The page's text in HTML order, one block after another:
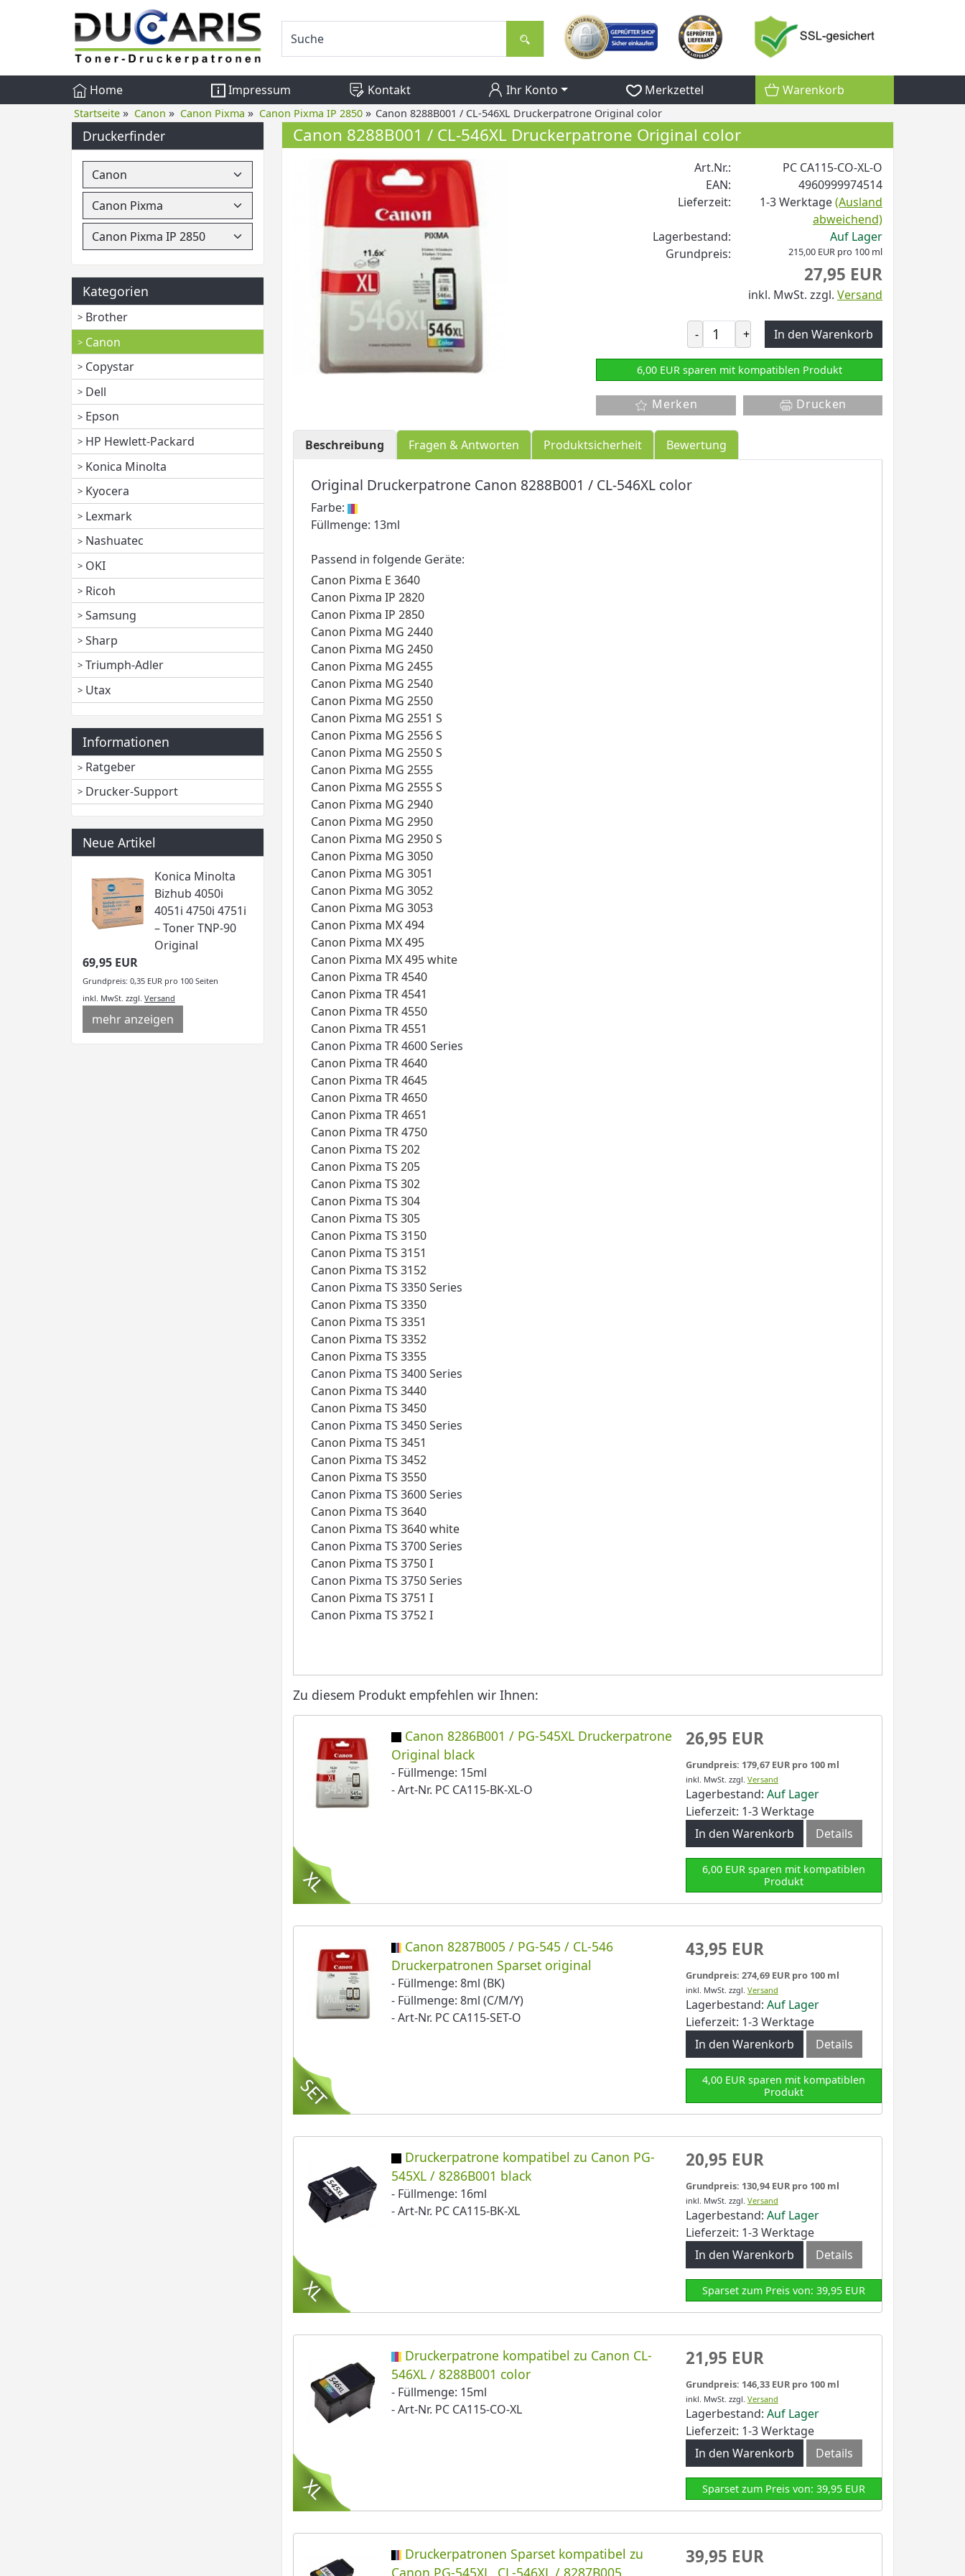
Home Impressum Kontakt Ihr Konto Merkzettel Warenkorb
Startseite » Canon » Canon Pixma » Canon Pixma IP 2850 » Canon 8288B001 / CL-546XL Druckerpatrone Original color
Druckerfinder
Kategorien
Brother
Canon
Copystar
Dell
Epson
HP Hewlett-Packard
Konica Minolta
Kyocera
Lexmark
Nashuatec
OKI
Ricoh
Samsung
Sharp
Triumph-Adler
Utax
Informationen
Ratgeber
Drucker-Support
Neue Artikel
Konica Minolta
Bizhub 4050i
4051i 4750i 4751i
– Toner TNP-90
Original
69,95 EUR
Grundpreis: 0,35 EUR pro 100 Seiten
inkl. MwSt. zzgl. Versand
mehr anzeigen
Canon 8288B001 / CL-546XL Druckerpatrone Original color
Art.Nr.:
PC CA115-CO-XL-O
EAN:
4960999974514
Lieferzeit:
1-3 Werktage(Ausland
abweichend)
Lagerbestand:
Auf Lager
Grundpreis:
215,00 EUR pro 100 ml
27,95 EUR
inkl. MwSt. zzgl. Versand
- + In den Warenkorb
6,00 EUR sparen mit kompatiblen Produkt
Merken Drucken
Beschreibung Fragen & Antworten Produktsicherheit Bewertung
Original Druckerpatrone Canon 8288B001 / CL-546XL color
Farbe:
Füllmenge: 13ml
Passend in folgende Geräte:
Canon Pixma E 3640
Canon Pixma IP 2820
Canon Pixma IP 2850
Canon Pixma MG 2440
Canon Pixma MG 2450
Canon Pixma MG 2455
Canon Pixma MG 2540
Canon Pixma MG 2550
Canon Pixma MG 2551 S
Canon Pixma MG 2556 S
Canon Pixma MG 2550 S
Canon Pixma MG 2555
Canon Pixma MG 2555 S
Canon Pixma MG 2940
Canon Pixma MG 2950
Canon Pixma MG 2950 S
Canon Pixma MG 3050
Canon Pixma MG 3051
Canon Pixma MG 3052
Canon Pixma MG 3053
Canon Pixma MX 494
Canon Pixma MX 495
Canon Pixma MX 495 white
Canon Pixma TR 4540
Canon Pixma TR 4541
Canon Pixma TR 4550
Canon Pixma TR 4551
Canon Pixma TR 4600 Series
Canon Pixma TR 4640
Canon Pixma TR 4645
Canon Pixma TR 4650
Canon Pixma TR 4651
Canon Pixma TR 4750
Canon Pixma TS 202
Canon Pixma TS 205
Canon Pixma TS 302
Canon Pixma TS 304
Canon Pixma TS 305
Canon Pixma TS 3150
Canon Pixma TS 3151
Canon Pixma TS 3152
Canon Pixma TS 3350 Series
Canon Pixma TS 3350
Canon Pixma TS 3351
Canon Pixma TS 3352
Canon Pixma TS 3355
Canon Pixma TS 3400 Series
Canon Pixma TS 3440
Canon Pixma TS 3450
Canon Pixma TS 3450 Series
Canon Pixma TS 3451
Canon Pixma TS 3452
Canon Pixma TS 3550
Canon Pixma TS 3600 Series
Canon Pixma TS 3640
Canon Pixma TS 3640 white
Canon Pixma TS 3700 Series
Canon Pixma TS 3750 I
Canon Pixma TS 3750 Series
Canon Pixma TS 3751 I
Canon Pixma TS 3752 I
Zu diesem Produkt empfehlen wir Ihnen:
Canon 8286B001 / PG-545XL Druckerpatrone
Original black
- Füllmenge: 15ml
- Art-Nr. PC CA115-BK-XL-O
26,95 EUR
Grundpreis: 179,67 EUR pro 100 ml
inkl. MwSt. zzgl. Versand
Lagerbestand: Auf Lager
Lieferzeit: 1-3 Werktage
In den Warenkorb
Details
6,00 EUR sparen mit kompatiblen
Produkt
Canon 8287B005 / PG-545 / CL-546
Druckerpatronen Sparset original
- Füllmenge: 8ml (BK)
- Füllmenge: 8ml (C/M/Y)
- Art-Nr. PC CA115-SET-O
43,95 EUR
Grundpreis: 274,69 EUR pro 100 ml
inkl. MwSt. zzgl. Versand
Lagerbestand: Auf Lager
Lieferzeit: 1-3 Werktage
In den Warenkorb
Details
4,00 EUR sparen mit kompatiblen
Produkt
Druckerpatrone kompatibel zu Canon PG-
545XL / 8286B001 black
- Füllmenge: 16ml
- Art-Nr. PC CA115-BK-XL
20,95 EUR
Grundpreis: 130,94 EUR pro 100 ml
inkl. MwSt. zzgl. Versand
Lagerbestand: Auf Lager
Lieferzeit: 1-3 Werktage
In den Warenkorb
Details
Sparset zum Preis von: 39,95 EUR
Druckerpatrone kompatibel zu Canon CL-
546XL / 8288B001 color
- Füllmenge: 15ml
- Art-Nr. PC CA115-CO-XL
21,95 EUR
Grundpreis: 146,33 EUR pro 100 ml
inkl. MwSt. zzgl. Versand
Lagerbestand: Auf Lager
Lieferzeit: 1-3 Werktage
In den Warenkorb
Details
Sparset zum Preis von: 39,95 EUR
Druckerpatronen Sparset kompatibel zu
Canon PG-545XL, CL-546XL / 8287B005
39,95 EUR